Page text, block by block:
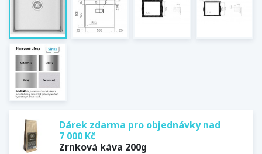
Dárek zdarma pro objednávky nad
7 000 Kč
Zrnková káva 200g